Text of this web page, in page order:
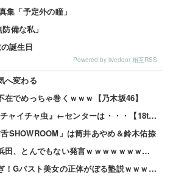
集「予定外の瞳」
備な私」
誕生日
Powered by livedoor 相互RSS
へ変わる
でめっちゃ巻くｗｗｗ【乃木坂46】
【日向坂46】 新曲『イチャイチャ虫』←センターは・・・【18thシングル】
SHOWROOM」は筒井あやめ＆鈴木佑捺
【速報】ダウンタウン浜田、とんでもない発言ｗｗｗｗｗｗｗｗｗｗ 他
【画像】これはデカすぎ！Gバスト美女の正体がぼる塾説ｗｗｗｗ 他